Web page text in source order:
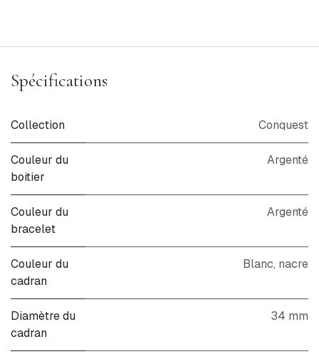
Spécifications
Collection Conquest
Couleur du
boitier
Argenté
Couleur du
bracelet
Argenté
Couleur du
cadran
Blanc, nacre
Diamètre du
cadran
34 mm